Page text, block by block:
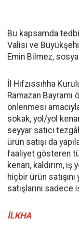
Bu kapsamda
Valisi ve
Emin Bilmez,
İl Hıfzıssıhha
Ramazan
önlenmesi
sokak, yol/yol
seyyar satıcı
ürün satışı da
faaliyet gösteren
kenarı, kaldırım,
hiçbir ürün
satışlarını
İLKHA